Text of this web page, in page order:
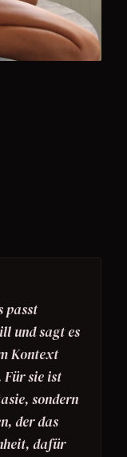
passt
und sagt es
Kontext
sie ist
sondern
der das
dafür